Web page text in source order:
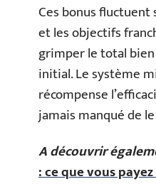
Ces bonus
et les objectifs
grimper le total
initial. Le système
récompense
jamais manqué de
A découvrir
: ce que vous